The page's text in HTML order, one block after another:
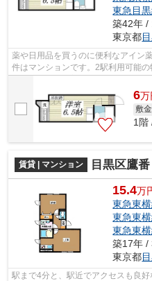
東急目
築42年 /
東京都
薬や日用品を買うのに便利なアイン
件はマンションです。2駅利用可能
少なくいつまも美しい外観を保ちま
6万
敷金
1階
賃貸 | マンション 目黒区鷹
15.4万
東急東
東急東
東急東
築17年 /
東京都
駅まで4分と、駅近でアクセスも良